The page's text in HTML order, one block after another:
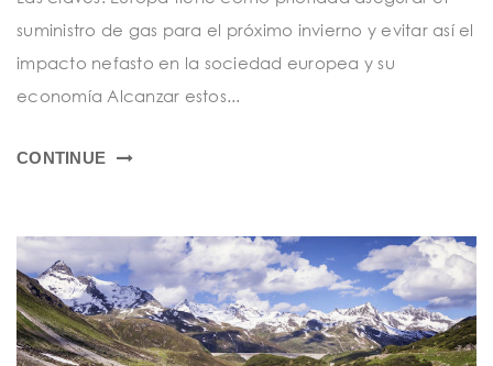
suministro de gas para el próximo invierno y evitar así el
impacto nefasto en la sociedad europea y su
economía Alcanzar estos...
CONTINUE